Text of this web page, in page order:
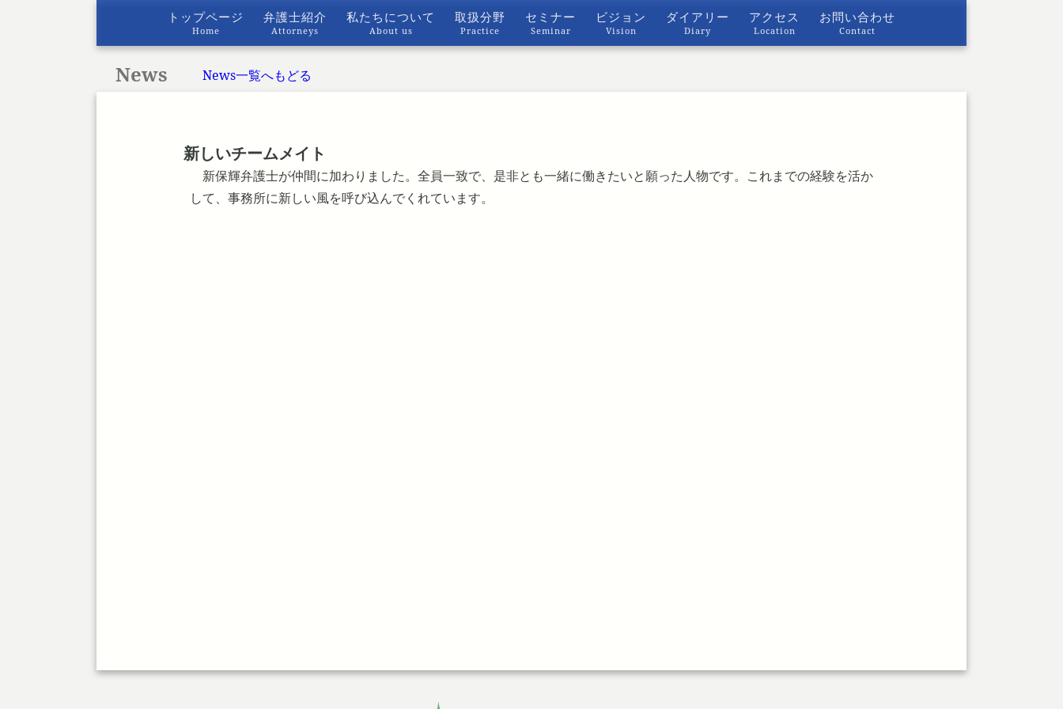
トップページ
Home
弁護士紹介
Attorneys
私たちについて
About us
取扱分野
Practice
セミナー
Seminar
ビジョン
Vision
ダイアリー
Diary
アクセス
Location
お問い合わせ
Contact
News News一覧へもどる
新しいチームメイト
新保輝弁護士が仲間に加わりました。全員一致で、是非とも一緒に働きたいと願った人物です。これまでの経験を活か
して、事務所に新しい風を呼び込んでくれています。